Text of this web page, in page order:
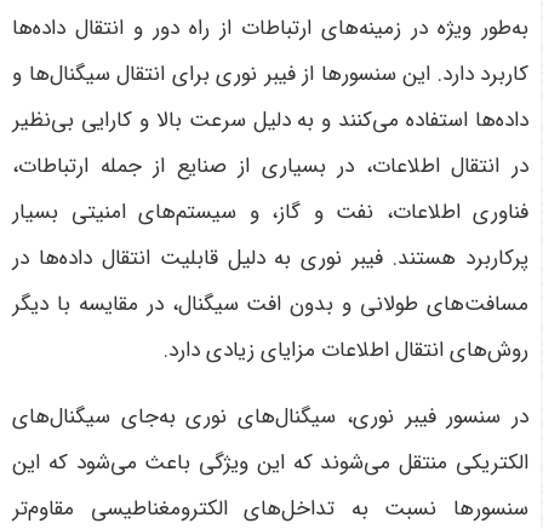
به‌طور ویژه در زمینه‌های ارتباطات از راه دور و انتقال داده‌ها
کاربرد دارد. این سنسورها از فیبر نوری برای انتقال سیگنال‌ها و
داده‌ها استفاده می‌کنند و به دلیل سرعت بالا و کارایی بی‌نظیر
در انتقال اطلاعات، در بسیاری از صنایع از جمله ارتباطات،
فناوری اطلاعات، نفت و گاز، و سیستم‌های امنیتی بسیار
پرکاربرد هستند. فیبر نوری به دلیل قابلیت انتقال داده‌ها در
مسافت‌های طولانی و بدون افت سیگنال، در مقایسه با دیگر
روش‌های انتقال اطلاعات مزایای زیادی دارد.
در سنسور فیبر نوری، سیگنال‌های نوری به‌جای سیگنال‌های
الکتریکی منتقل می‌شوند که این ویژگی باعث می‌شود که این
سنسورها نسبت به تداخل‌های الکترومغناطیسی مقاوم‌تر